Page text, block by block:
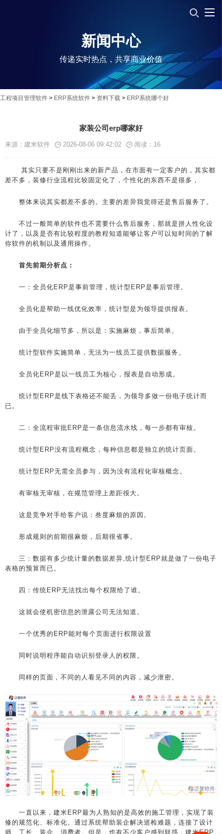
新闻中心
传递实时热点，共享商业价值
工程项目管理软件 > ERP系统软件 > 资料下载 > ERP系统哪个好
家装公司erp哪家好
来源：建米软件 2026-08-06 09:42:02 阅读： 16
其实只要不是刚刚出来的新产品，在市面有一定客户的，其实都
差不多，装修行业流程比较固定化了，个性化的东西不是很多，
整体来说其实都差不多的。主要的差异我觉得还是售后服务了。
不过一般简单的软件也不需要什么售后服务，那就是拼人性化设
计了，以及是否有比较程度的教程知道能够让客户可以短时间的了解
你软件的机制以及通用操作。
首先前期分析点：
一：全员化ERP是事前管理，统计型ERP是事后管理。
全员化是帮助一线优化效率，统计型是为领导提供报表。
由于全员化细节多，所以是：实施麻烦，事后简单。
统计型软件实施简单，无法为一线员工提供数据服务。
全员化ERP是以一线员工为核心，报表是自动形成。
统计型ERP是线下表格还不能丢，为领导多做一份电子统计而
已。
二：全流程审批ERP是一条信息流水线，每一步都有审核。
统计型ERP没有流程概念，每种信息都是独立的统计页面。
统计型ERP无需全员参与，因为没有流程化审核概念。
有审核无审核，在规范管理上差距很大。
这是竞争对手给客户说：叁度麻烦的原因。
形成规则的前期很麻烦，后期很省事。
三：数据有多少统计量的数据差异,统计型ERP就是做了一份电子
表格的预算而已。
四：传统ERP无法找出每个权限给了谁。
这就会使机密信息的泄露公司无法知道。
一个优秀的ERP能对每个页面进行权限设置
同时说明程序能自动识别登录人的权限。
同样的页面，不同的人看见不同的内容，减少泄密。
一直以来，建米ERP最为人熟知的是高效的施工管理，实现了装
修的规范化、标准化。通过系统帮助装企解决巡检难题，连接了设计
师、工长、装企、消费者。但是，也有不少客户感到疑惑，建米ERP